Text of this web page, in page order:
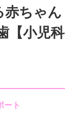
ちゃん
【小児科
ート